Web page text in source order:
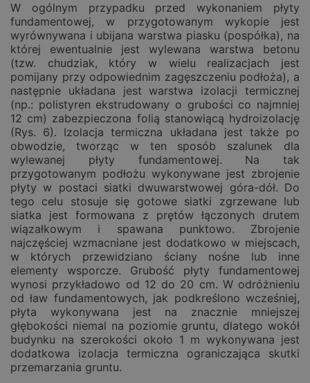
W ogólnym przypadku przed wykonaniem płyty
fundamentowej, w przygotowanym wykopie jest
wyrównywana i ubijana warstwa piasku (pospółka), na
której ewentualnie jest wylewana warstwa betonu
(tzw. chudziak, który w wielu realizacjach jest
pomijany przy odpowiednim zagęszczeniu podłoża), a
następnie układana jest warstwa izolacji termicznej
(np.: polistyren ekstrudowany o grubości co najmniej
12 cm) zabezpieczona folią stanowiącą hydroizolację
(Rys. 6). Izolacja termiczna układana jest także po
obwodzie, tworząc w ten sposób szalunek dla
wylewanej płyty fundamentowej. Na tak
przygotowanym podłożu wykonywane jest zbrojenie
płyty w postaci siatki dwuwarstwowej góra-dół. Do
tego celu stosuje się gotowe siatki zgrzewane lub
siatka jest formowana z prętów łączonych drutem
wiązałkowym i spawana punktowo. Zbrojenie
najczęściej wzmacniane jest dodatkowo w miejscach,
w których przewidziano ściany nośne lub inne
elementy wsporcze. Grubość płyty fundamentowej
wynosi przykładowo od 12 do 20 cm. W odróżnieniu
od ław fundamentowych, jak podkreślono wcześniej,
płyta wykonywana jest na znacznie mniejszej
głębokości niemal na poziomie gruntu, dlatego wokół
budynku na szerokości około 1 m wykonywana jest
dodatkowa izolacja termiczna ograniczająca skutki
przemarzania gruntu.